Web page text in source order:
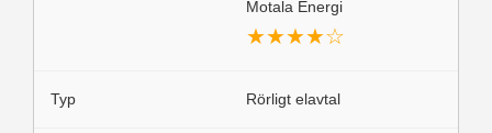
Motala Energi
★★★★☆
Rörligt elavtal